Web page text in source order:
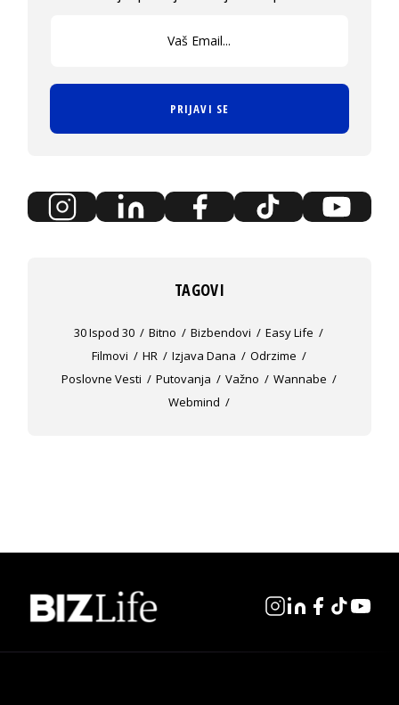
PRIJAVI SE
TAGOVI
30 Ispod 30 Bitno Bizbendovi
Easy Life
Filmovi
HR Izjava Dana
Odrzime
Poslovne Vesti
Putovanja Važno
Wannabe
Webmind